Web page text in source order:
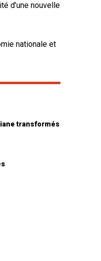
d’une nouvelle
nationale et
transformés